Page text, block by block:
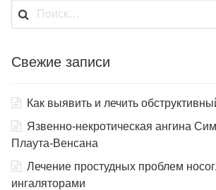
Найти:
Свежие записи
Как выявить и лечить
Язвенно-некротическая ангина
Плаута-Венсана
Лечение простудных проблем
ингаляторами